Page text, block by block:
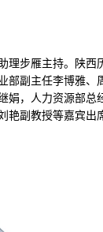
理步雁主持。陕
部副主任李博雅
娟，人力资源部
副教授等嘉宾出